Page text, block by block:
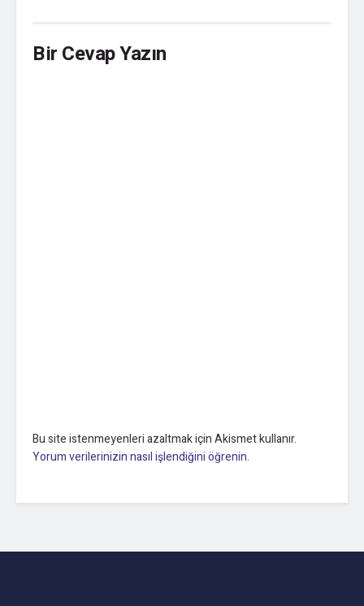
Bir Cevap Yazın
Bu site istenmeyenleri azaltmak için Akismet kullanır.
Yorum verilerinizin nasıl işlendiğini öğrenin.